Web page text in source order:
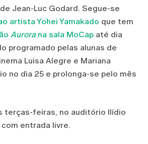
Jean-Luc Godard. Segue-se
artista Yohei Yamakado que tem
Aurora na sala MoCap até dia
programado pelas alunas de
Luisa Alegre e Mariana
no dia 25 e prolonga-se pelo mês
terças-feiras, no auditório Ilídio
com entrada livre.